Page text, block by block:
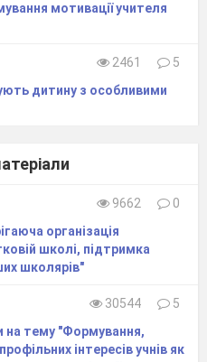
мотивації учителя
2461
5
дитину з особливими
9662
0
організація
школі, підтримка
школярів"
30544
5
на тему "Формування,
інтересів учнів як